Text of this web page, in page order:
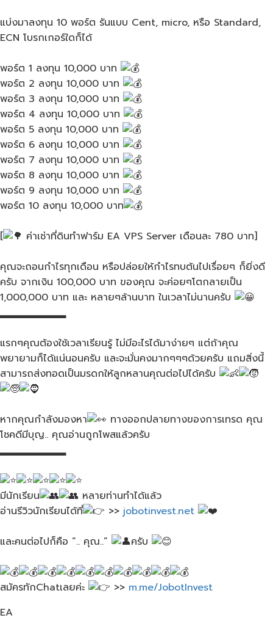
แบ่งมาลงทุน​ 10 พอร์ต​ รัน​แบบ​ Cent, micro, หรือ​ Standard,
ECN โบรกเกอร์ใดก็ได้
พอร์ต​ 1 ลงทุน​ 10,000​ บาท​
พอร์ต​ 2 ลงทุน​ 10,000​ บาท​
พอร์ต​ 3 ลงทุน​ 10,000​ บาท​
พอร์ต​ 4 ลงทุน​ 10,000​ บาท​
พอร์ต​ 5 ลงทุน​ 10,000​ บาท​
พอร์ต​ 6 ลงทุน​ 10,000​ บาท​
พอร์ต​ 7 ลงทุน​ 10,000​ บาท​
พอร์ต​ 8 ลงทุน​ 10,000​ บาท​
พอร์ต​ 9 ลงทุน​ 10,000​ บาท​
พอร์ต​ 10 ลงทุน​ 10,000​ บาท
[ ค่า​เช่าที่ดินทำฟาร์ม EA VPS​ Server เดือนละ​ 780 บาท]
คุณจะถอนกำไรทุกเดือน หรือปล่อยให้กำไรทบต้นไปเรื่อยๆ ก็ยิ่งดี
ครับ จากเงิน 100,000 บาท​ ของคุณ​ จะค่อยๆโตกลายเป็น
1,000,000 บาท​ และ​ หลายๆล้านบาท ในเวลาไม่นานครับ​
▂▂▂▂▂▂▂▂▂
แรกๆคุณต้องใช้เวลาเรียนรู้ ไม่มีอะไรได้มาง่ายๆ แต่ถ้าคุณ
พยายามก็ได้แน่นอนครับ และจะมั่นคงมากๆๆๆด้วยครับ แถมสิ่งนี้
สามารถส่งทอดเป็นมรดกให้ลูกหลานคุณต่อไปได้ครับ
หากคุณกำลังมองหา
ทางออกปลายทางของการเทรด คุณ
โชคดีมีบุญ.. คุณอ่านถูกโพสแล้วครับ
▂▂▂▂▂▂▂▂▂
มีนักเรียน
หลายท่านทำได้แล้ว
อ่านรีวิวนักเรียนได้ที่​
>> jobotinvest.net
และคนต่อไปก็คือ “.. คุณ..” ครับ​
สมัครทักChatเลยค่ะ >> m.me/JobotInvest
EA